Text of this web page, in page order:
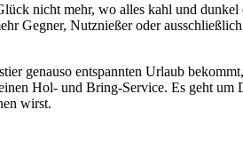
nicht mehr, wo alles kahl und
Gegner, Nutznießer oder
genauso entspannten Urlaub
Hol- und Bring-Service. Es geht
wirst.